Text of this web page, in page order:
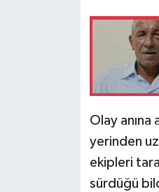
Olay
yerinden
ekipleri
sürdüğü